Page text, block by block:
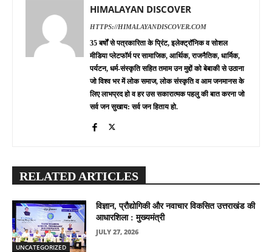
HIMALAYAN DISCOVER
HTTPS://HIMALAYANDISCOVER.COM
35 बर्षों से पत्रकारिता के प्रिंट, इलेक्ट्रॉनिक व सोशल
मीडिया प्लेटफॉर्म पर सामाजिक, आर्थिक, राजनैतिक, धार्मिक,
पर्यटन, धर्म-संस्कृति सहित तमाम उन मुद्दों को बेबाकी से उठाना
जो विश्व भर में लोक समाज, लोक संस्कृति व आम जनमानस के
लिए लाभप्रद हो व हर उस सकारात्मक पहलु की बात करना जो
सर्व जन सुखाय: सर्व जन हिताय हो.
RELATED ARTICLES
UNCATEGORIZED
विज्ञान, प्रौद्योगिकी और नवाचार विकसित उत्तराखंड की
आधारशिला : मुख्यमंत्री
JULY 27, 2026